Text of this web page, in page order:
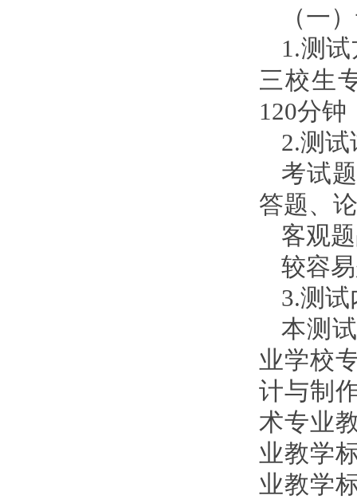
（一
1.测
三校生
120分钟
2.测
考试
答题、
客观
较容
3.测
本测
业学校
计与制
术专业
业教学
业教学